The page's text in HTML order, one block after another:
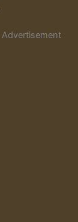
Advertisement